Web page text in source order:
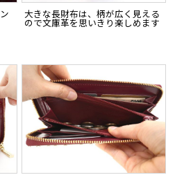
大きな長財布は、柄が広く見える
ので文庫革を思いきり楽しめます